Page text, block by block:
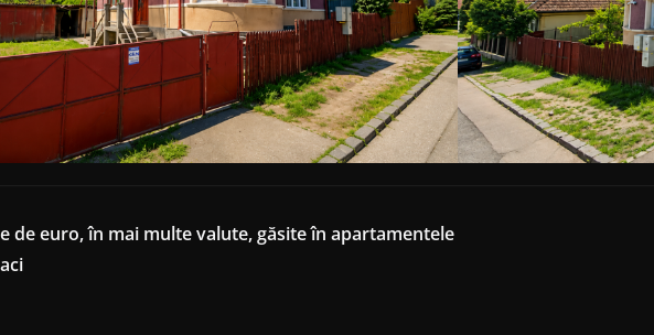
de euro, în mai multe valute, găsite în apartamentele